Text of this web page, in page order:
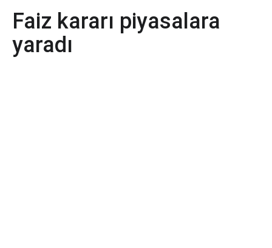
Faiz kararı piyasalara
yaradı